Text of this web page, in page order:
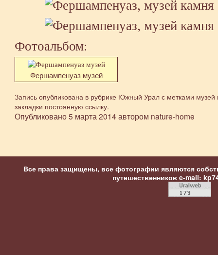
Фотоальбом:
Фершампенуаз музей
Запись опубликована в рубрике Южный Уралс метками музей
закладки постоянную ссылку.
Опубликовано5 марта 2014 автором nature-home
Все права защищены, все фотографии являются
путешественников e-mail: